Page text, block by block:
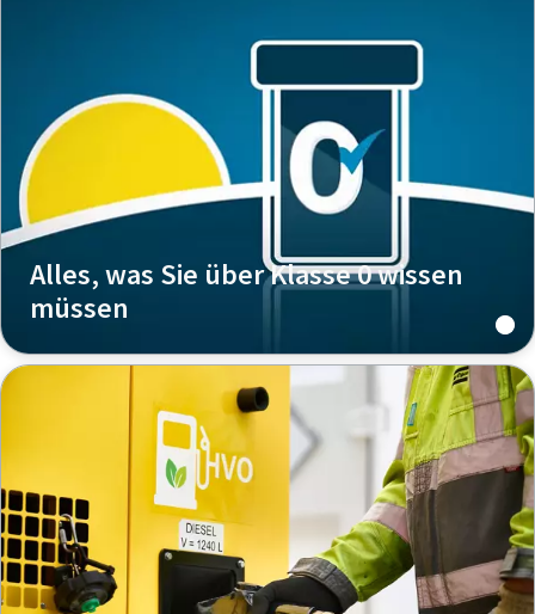
Alles, was Sie über Klasse 0 wissen
müssen